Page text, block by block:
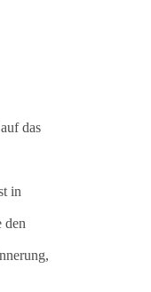
das
in
den